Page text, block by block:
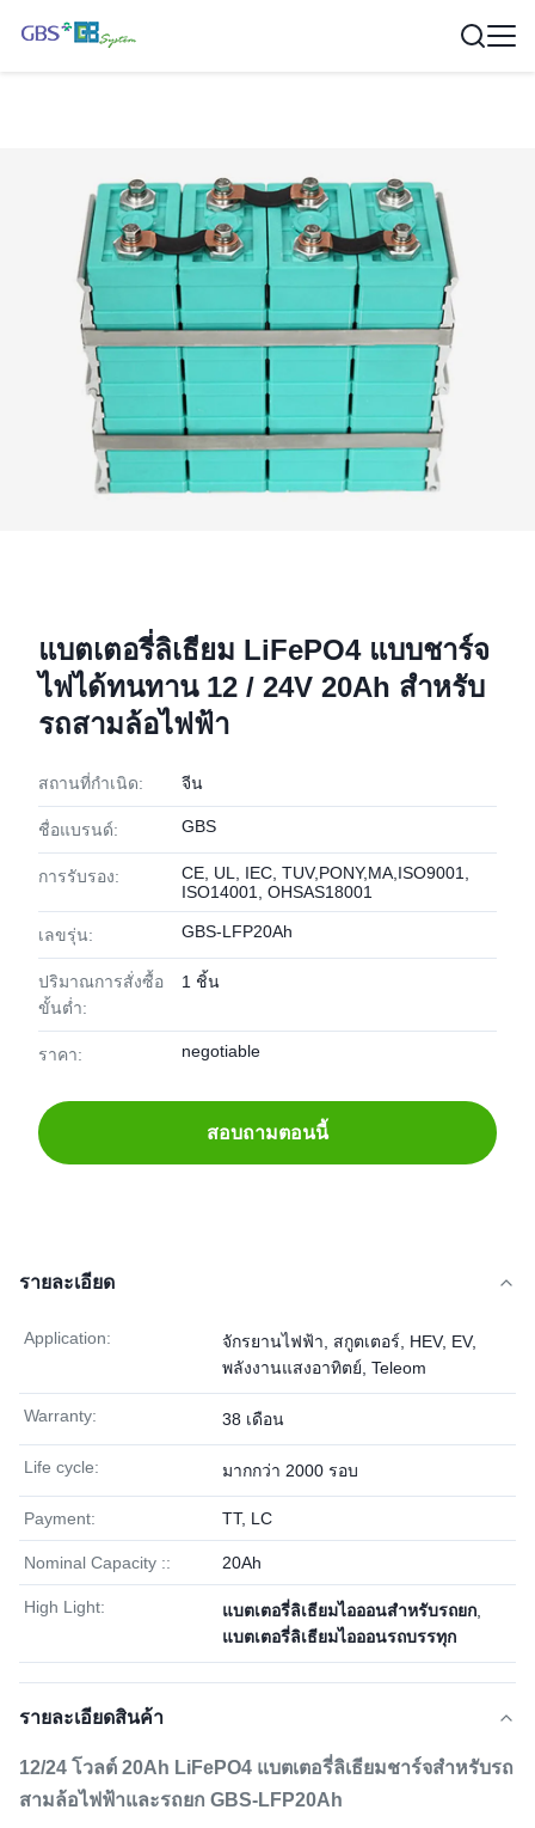
แบตเตอรี่ลิเธียม LiFePO4 แบบชาร์จ
ไฟได้ทนทาน 12 / 24V 20Ah สำหรับ
รถสามล้อไฟฟ้า
สถานที่กำเนิด: จีน
ชื่อแบรนด์: GBS
การรับรอง:
CE, UL, IEC, TUV,PONY,MA,ISO9001,
ISO14001, OHSAS18001
เลขรุ่น: GBS-LFP20Ah
ปริมาณการสั่งซื้อ
ขั้นต่ำ:
1 ชิ้น
ราคา: negotiable
สอบถามตอนนี้
รายละเอียด
Application:
จักรยานไฟฟ้า, สกูตเตอร์, HEV, EV,
พลังงานแสงอาทิตย์, Teleom
Warranty: 38 เดือน
Life cycle: มากกว่า 2000 รอบ
Payment: TT, LC
Nominal Capacity :: 20Ah
High Light: แบตเตอรี่ลิเธียมไอออนสำหรับรถยก
แบตเตอรี่ลิเธียมไอออนรถบรรทุก
รายละเอียดสินค้า
12/24 โวลต์ 20Ah LiFePO4 แบตเตอรี่ลิเธียมชาร์จสำหรับรถ
สามล้อไฟฟ้าและรถยก GBS-LFP20Ah